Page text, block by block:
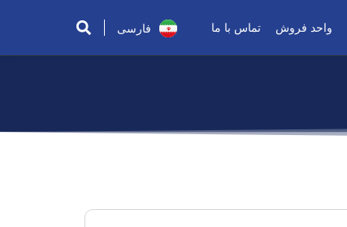
واحد فروش تماس با ما فارسی
العربية